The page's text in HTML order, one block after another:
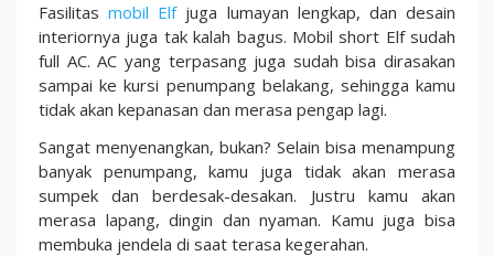
Fasilitasmobil Elfjuga lumayan lengkap, dan desain
interiornya juga tak kalah bagus. Mobil short Elf sudah
full AC. AC yang terpasang juga sudah bisa dirasakan
sampai ke kursi penumpang belakang, sehingga kamu
tidak akan kepanasan dan merasa pengap lagi.
Sangat menyenangkan, bukan? Selain bisa menampung
banyak penumpang, kamu juga tidak akan merasa
sumpek dan berdesak-desakan. Justru kamu akan
merasa lapang, dingin dan nyaman. Kamu juga bisa
membuka jendela di saat terasa kegerahan.